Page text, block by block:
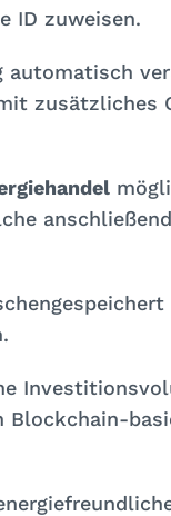
ID zuweisen.
automatisch
zusätzliches
Blockchain-